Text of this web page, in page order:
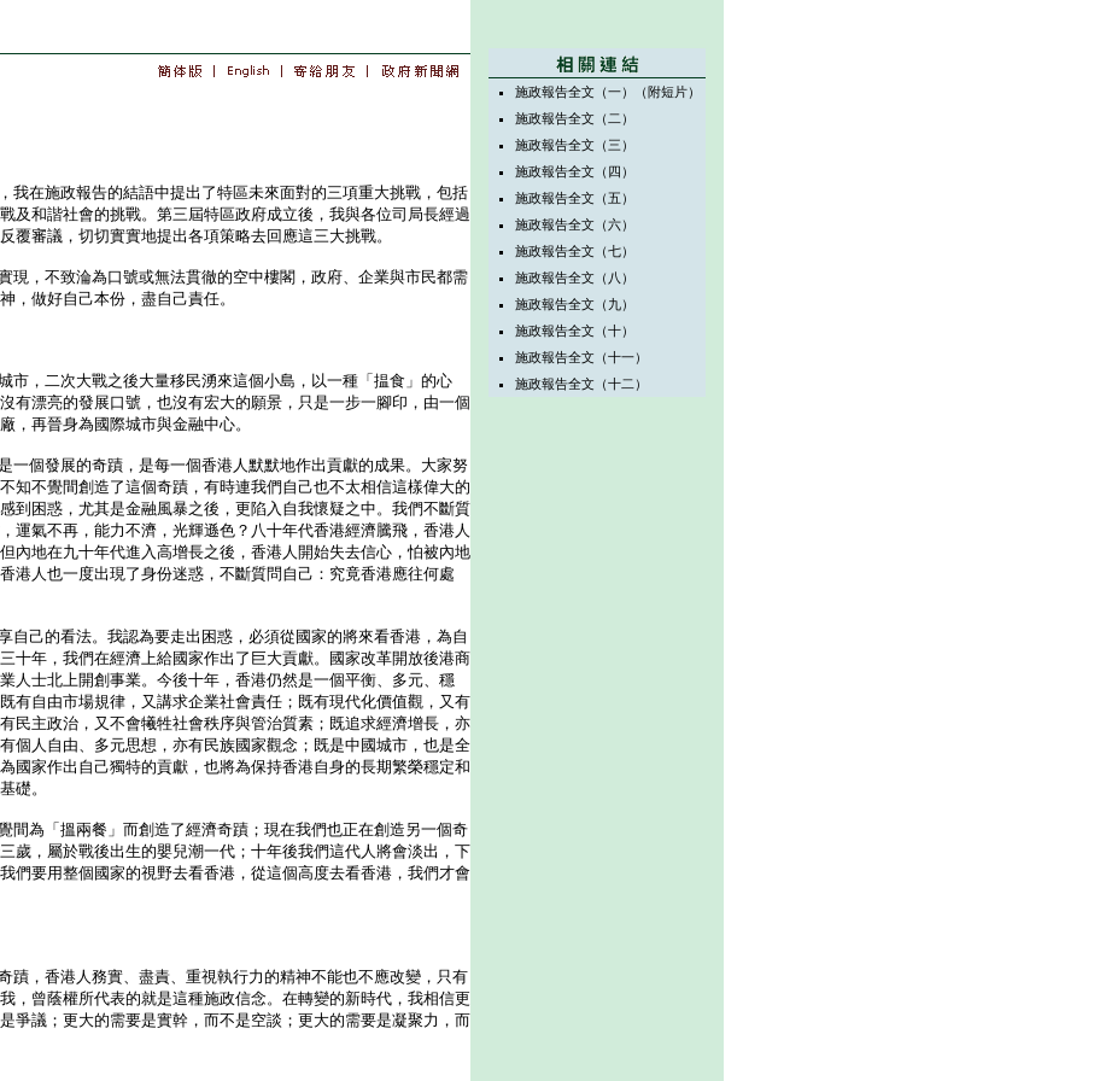
我在施政報告的結語中提出了特區未來面對的三項重大挑戰，包括
及和諧社會的挑戰。第三屆特區政府成立後，我與各位司局長經過
覆審議，切切實實地提出各項策略去回應這三大挑戰。
現，不致淪為口號或無法貫徹的空中樓閣，政府、企業與市民都需
，做好自己本份，盡自己責任。
市，二次大戰之後大量移民湧來這個小島，以一種「揾食」的心
有漂亮的發展口號，也沒有宏大的願景，只是一步一腳印，由一個
，再晉身為國際城市與金融中心。
一個發展的奇蹟，是每一個香港人默默地作出貢獻的成果。大家努
知不覺間創造了這個奇蹟，有時連我們自己也不太相信這樣偉大的
到困惑，尤其是金融風暴之後，更陷入自我懷疑之中。我們不斷質
運氣不再，能力不濟，光輝遜色？八十年代香港經濟騰飛，香港人
內地在九十年代進入高增長之後，香港人開始失去信心，怕被內地
港人也一度出現了身份迷惑，不斷質問自己：究竟香港應往何處
己的看法。我認為要走出困惑，必須從國家的將來看香港，為自
十年，我們在經濟上給國家作出了巨大貢獻。國家改革開放後港商
人士北上開創事業。今後十年，香港仍然是一個平衡、多元、穩
有自由市場規律，又講求企業社會責任；既有現代化價值觀，又有
民主政治，又不會犧牲社會秩序與管治質素；既追求經濟增長，亦
個人自由、多元思想，亦有民族國家觀念；既是中國城市，也是全
國家作出自己獨特的貢獻，也將為保持香港自身的長期繁榮穩定和
礎。
間為「搵兩餐」而創造了經濟奇蹟；現在我們也正在創造另一個奇
歲，屬於戰後出生的嬰兒潮一代；十年後我們這代人將會淡出，下
們要用整個國家的視野去看香港，從這個高度去看香港，我們才會
蹟，香港人務實、盡責、重視執行力的精神不能也不應改變，只有
，曾蔭權所代表的就是這種施政信念。在轉變的新時代，我相信更
爭議；更大的需要是實幹，而不是空談；更大的需要是凝聚力，而
施政報告全文（一）（附短片）
施政報告全文（二）
施政報告全文（三）
施政報告全文（四）
施政報告全文（五）
施政報告全文（六）
施政報告全文（七）
施政報告全文（八）
施政報告全文（九）
施政報告全文（十）
施政報告全文（十一）
施政報告全文（十二）